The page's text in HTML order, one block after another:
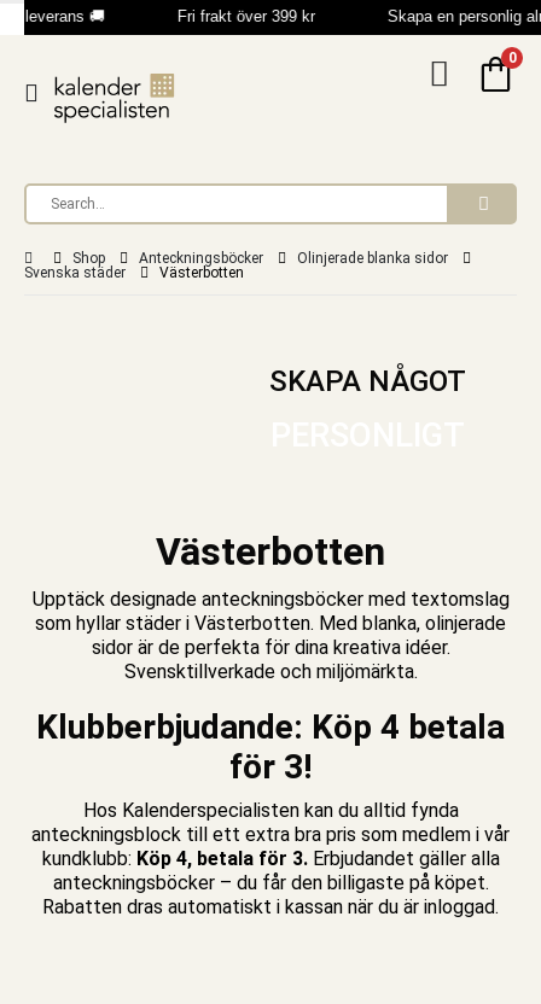
leverans 🚚 Fri frakt över 399 kr Skapa en personlig
0
Shop Anteckningsböcker
Olinjerade blanka sidor
Svenska städer
Västerbotten
SKAPA NÅGOT
Västerbotten
Upptäck designade anteckningsböckermed textomslag
som hyllar städer i Västerbotten. Med blanka, olinjerade
sidorär de perfekta för dina kreativa idéer.
Svensktillverkade och miljömärkta.
Klubberbjudande: Köp 4 betala
för 3!
Hos Kalenderspecialisten kan du alltid fynda
anteckningsblock till ett extra bra pris som medlem i vår
kundklubb: Köp 4, betala för 3.Erbjudandet gäller alla
anteckningsböcker – du får den billigaste på köpet.
Rabatten dras automatiskt i kassan när du är inloggad.